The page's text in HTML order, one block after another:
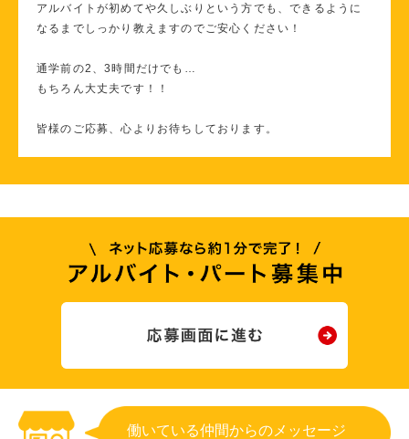
アルバイトが初めてや久しぶりという方でも、できるように
なるまでしっかり教えますのでご安心ください！
通学前の2、3時間だけでも…
もちろん大丈夫です！！
皆様のご応募、心よりお待ちしております。
働いている仲間からのメッセージ